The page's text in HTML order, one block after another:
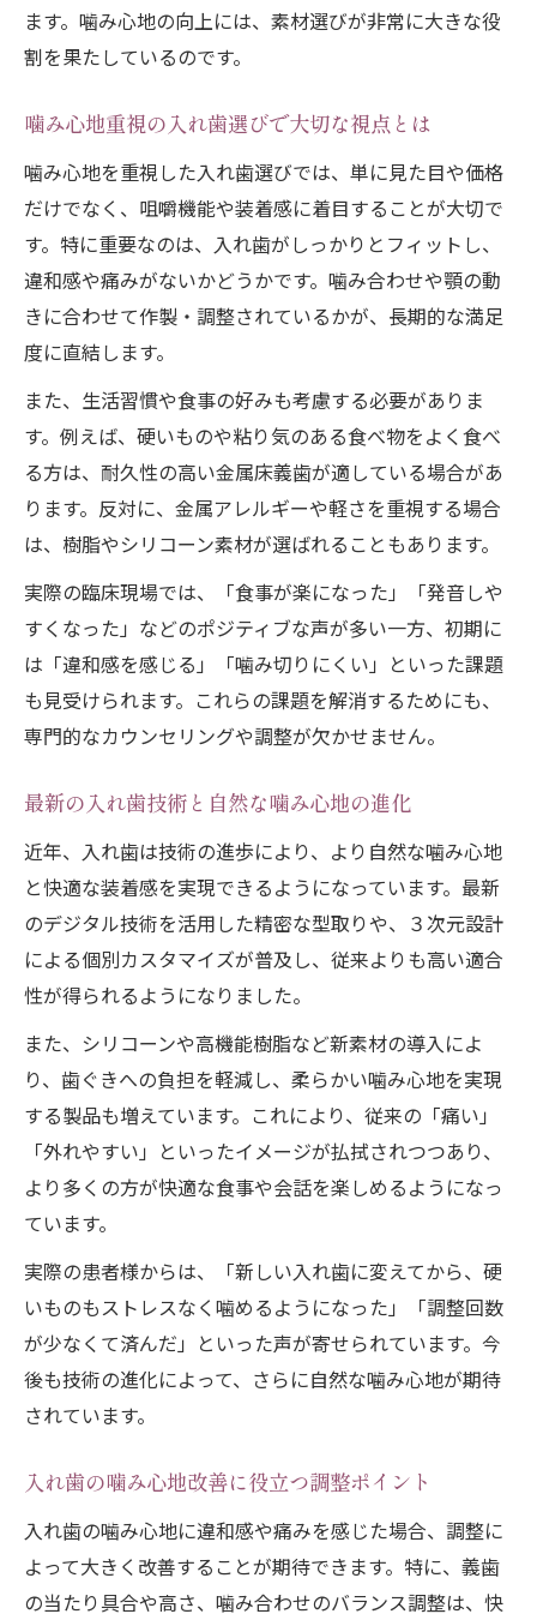
ス
入れ歯と噛み心地の快適な関係を考察
入れ歯の噛み心地向上に役立つ習慣とは
噛む力を高める入れ歯のポイント解説
入れ歯で噛む力を実感できる秘訣とは
噛む力を支える入れ歯の特徴と選び方
快適な噛み心地を実現する装着テクニック
入れ歯の噛む力を強化する調整方法
入れ歯選びに悩む方への実践アドバイス
入れ歯の噛み心地で後悔しない選び方
自分に合った入れ歯を見つけるポイント
噛み心地重視の入れ歯相談時の注意点
入れ歯選びで大切な専門家との対話法
快適な噛み心地を求める方の実践体験談
ます。噛み心地の向上には、素材選びが非常に大きな役
割を果たしているのです。
噛み心地重視の入れ歯選びで大切な視点とは
噛み心地を重視した入れ歯選びでは、単に見た目や価格
だけでなく、咀嚼機能や装着感に着目することが大切で
す。特に重要なのは、入れ歯がしっかりとフィットし、
違和感や痛みがないかどうかです。噛み合わせや顎の動
きに合わせて作製・調整されているかが、長期的な満足
度に直結します。
また、生活習慣や食事の好みも考慮する必要がありま
す。例えば、硬いものや粘り気のある食べ物をよく食べ
る方は、耐久性の高い金属床義歯が適している場合があ
ります。反対に、金属アレルギーや軽さを重視する場合
は、樹脂やシリコーン素材が選ばれることもあります。
実際の臨床現場では、「食事が楽になった」「発音しや
すくなった」などのポジティブな声が多い一方、初期に
は「違和感を感じる」「噛み切りにくい」といった課題
も見受けられます。これらの課題を解消するためにも、
専門的なカウンセリングや調整が欠かせません。
最新の入れ歯技術と自然な噛み心地の進化
近年、入れ歯は技術の進歩により、より自然な噛み心地
と快適な装着感を実現できるようになっています。最新
のデジタル技術を活用した精密な型取りや、３次元設計
による個別カスタマイズが普及し、従来よりも高い適合
性が得られるようになりました。
また、シリコーンや高機能樹脂など新素材の導入によ
り、歯ぐきへの負担を軽減し、柔らかい噛み心地を実現
する製品も増えています。これにより、従来の「痛い」
「外れやすい」といったイメージが払拭されつつあり、
より多くの方が快適な食事や会話を楽しめるようになっ
ています。
実際の患者様からは、「新しい入れ歯に変えてから、硬
いものもストレスなく噛めるようになった」「調整回数
が少なくて済んだ」といった声が寄せられています。今
後も技術の進化によって、さらに自然な噛み心地が期待
されています。
入れ歯の噛み心地改善に役立つ調整ポイント
入れ歯の噛み心地に違和感や痛みを感じた場合、調整に
よって大きく改善することが期待できます。特に、義歯
の当たり具合や高さ、噛み合わせのバランス調整は、快